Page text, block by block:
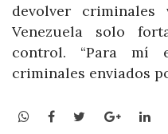
devolver
Venezuela solo
control. “Para mí
criminales enviados
WhatsApp
Facebook
Twitter